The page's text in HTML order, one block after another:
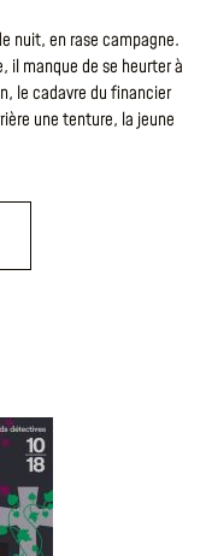
nuit, en rase campagne.
il manque de se heurter à
le cadavre du financier
une tenture, la jeune